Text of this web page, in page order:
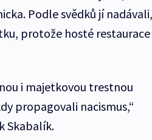
Podle svědků jí nadávali,
protože hosté restaurace
i majetkovou trestnou
propagovali nacismus,“
Skabalík.